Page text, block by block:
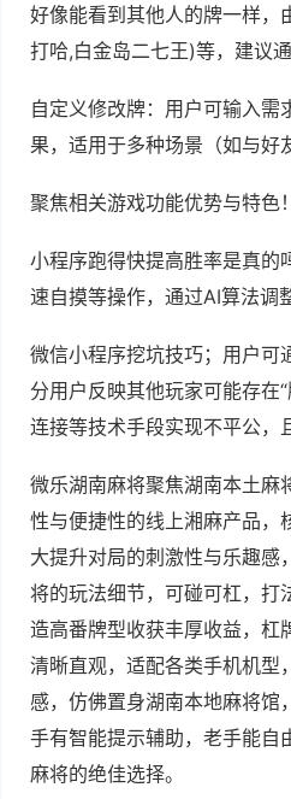
好像能看到其他人的牌一样，
打哈,白金岛二七王)等，建议
自定义修改牌：用户可输入需
果，适用于多种场景（如与好
聚焦相关游戏功能优势与特色！
小程序跑得快提高胜率是真的
速自摸等操作，通过AI算法调
微信小程序挖坑技巧；用户可
分用户反映其他玩家可能存在
连接等技术手段实现不平公，
微乐湖南麻将聚焦湖南本土麻
性与便捷性的线上湘麻产品，
大提升对局的刺激性与乐趣感
将的玩法细节，可碰可杠，打
造高番牌型收获丰厚收益，杠
清晰直观，适配各类手机机型
感，仿佛置身湖南本地麻将馆
手有智能提示辅助，老手能自
麻将的绝佳选择。